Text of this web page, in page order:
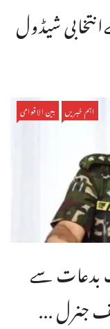
شیڈول
اہم خبریں بین الاقوامی
بدعات سے
جنرل ...